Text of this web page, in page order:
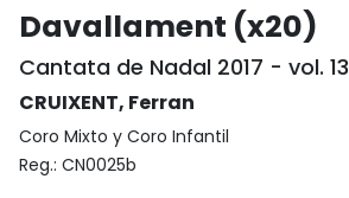
Davallament (x20)
Cantata de Nadal 2017 - vol. 13
CRUIXENT, Ferran
Coro Mixto y Coro Infantil
Reg.: CN0025b